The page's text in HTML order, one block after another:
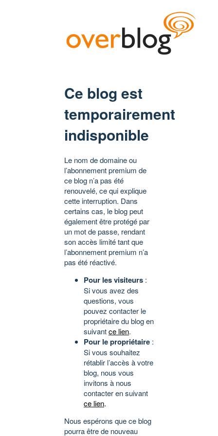
Ce blog est
temporairement
indisponible
Le nom de domaine ou
l’abonnement premium de
ce blog n’a pas été
renouvelé, ce qui explique
cette interruption. Dans
certains cas, le blog peut
également être protégé par
un mot de passe, rendant
son accès limité tant que
l’abonnement premium n’a
pas été réactivé.
Pour les visiteurs :
Si vous avez des
questions, vous
pouvez contacter le
propriétaire du blog en
suivantce lien.
Pour le propriétaire :
Si vous souhaitez
rétablir l’accès à votre
blog, nous vous
invitons à nous
contacter en suivant
ce lien.
Nous espérons que ce blog
pourra être de nouveau